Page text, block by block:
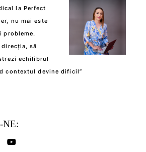
la Perfect
nu mai este
probleme.
să
echilibrul
contextul devine dificil”
NE: